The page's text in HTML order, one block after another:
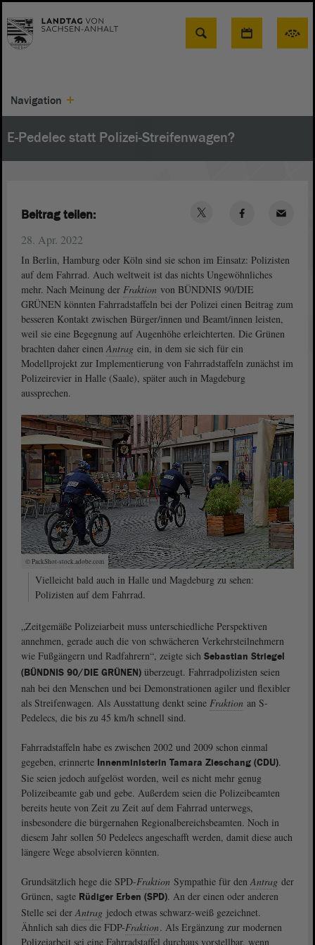
Suche
Navigation
E-Pedelec statt Polizei-Streifenwagen?
28. Apr. 2022
In Berlin, Hamburg oder Köln sind sie schon im Einsatz: Polizisten
auf dem Fahrrad. Auch weltweit ist das nichts Ungewöhnliches
mehr. Nach Meinung der Fraktion von BÜNDNIS 90/DIE
GRÜNEN könnten Fahrradstaffeln bei der Polizei einen Beitrag zum
besseren Kontakt zwischen Bürger/innen und Beamt/innen leisten,
weil sie eine Begegnung auf Augenhöhe erleichterten. Die Grünen
brachten daher einenAntrag ein, in dem sie sich für ein
Modellprojekt zur Implementierung von Fahrradstaffeln zunächst im
Polizeirevier in Halle (Saale), später auch in Magdeburg
aussprechen.
© PackShot-stock.adobe.com
Vielleicht bald auch in Halle und Magdeburg zu sehen:
Polizisten auf dem Fahrrad.
„Zeitgemäße Polizeiarbeit muss unterschiedliche Perspektiven
annehmen, gerade auch die von schwächeren Verkehrsteilnehmern
wie Fußgängern und Radfahrern“, zeigte sich Sebastian Striegel
(BÜNDNIS 90/DIE GRÜNEN) überzeugt. Fahrradpolizisten seien
nah bei den Menschen und bei Demonstrationen agiler und flexibler
als Streifenwagen. Als Ausstattung denkt seine Fraktion an S-
Pedelecs, die bis zu 45 km/h schnell sind.
Fahrradstaffeln habe es zwischen 2002 und 2009 schon einmal
gegeben, erinnerte Innenministerin Tamara Zieschang (CDU).
Sie seien jedoch aufgelöst worden, weil es nicht mehr genug
Polizeibeamte gab und gebe. Außerdem seien die Polizeibeamten
bereits heute von Zeit zu Zeit auf dem Fahrrad unterwegs,
insbesondere die bürgernahen Regionalbereichsbeamten. Noch in
diesem Jahr sollen 50 Pedelecs angeschafft werden, damit diese auch
längere Wege absolvieren könnten.
Grundsätzlich hege die SPD-Fraktion Sympathie für denAntrag der
Grünen, sagte Rüdiger Erben (SPD). An der einen oder anderen
Stelle sei derAntrag jedoch etwas schwarz-weiß gezeichnet.
Ähnlich sah dies die FDP-Fraktion. Als Ergänzung zur modernen
Polizeiarbeit sei eine Fahrradstaffel durchaus vorstellbar, wenn
Beitrag teilen: